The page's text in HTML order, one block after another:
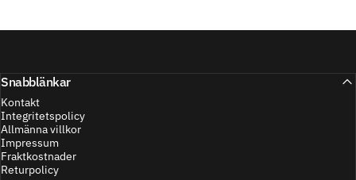
Snabblänkar
Kontakt
Integritetspolicy
Allmänna villkor
Impressum
Fraktkostnader
Returpolicy